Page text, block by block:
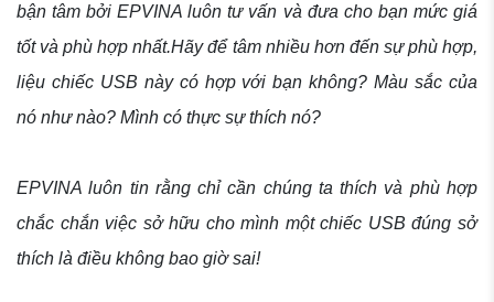
bận tâm bởi EPVINA luôn tư vấn và đưa cho bạn mức giá
tốt và phù hợp nhất.Hãy để tâm nhiều hơn đến sự phù hợp,
liệu chiếc USB này có hợp với bạn không? Màu sắc của
nó như nào? Mình có thực sự thích nó?
EPVINA luôn tin rằng chỉ cần chúng ta thích và phù hợp
chắc chắn việc sở hữu cho mình một chiếc USB đúng sở
thích là điều không bao giờ sai!